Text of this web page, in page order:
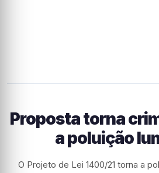
Proposta torna
a poluição
O Projeto de Lei 1400/21 torna a